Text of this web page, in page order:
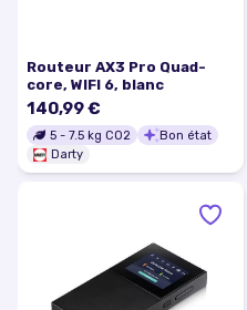
Routeur AX3 Pro Quad-
core, WIFI 6, blanc
140,99 €
5 - 7.5 kg CO2
Bon état
Darty